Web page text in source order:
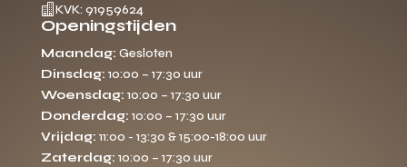
 KVK: 91959624
Openingstijden
Maandag: Gesloten
Dinsdag: 10:00 – 17:30 uur
Woensdag: 10:00 – 17:30 uur
Donderdag: 10:00 – 17:30 uur
Vrijdag: 11:00 - 13:30 & 15:00-18:00 uur
Zaterdag: 10:00 – 17:30 uur